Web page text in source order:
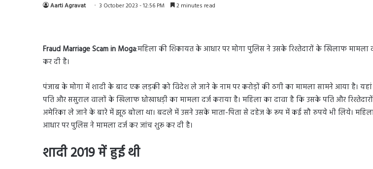
Aarti Agravat 3 October 2023 - 12:56 PM 2 minutes read
Fraud Marriage Scam in Moga:महिला की शिकायत के आधार पर मोगा पुलिस ने उसके रिश्तेदारों के खिलाफ मामला
कर दी है।
पंजाब के मोगा में शादी के बाद एक लड़की को विदेश ले जाने के नाम पर करोड़ों की ठगी का मामला सामने आया है।
पति और ससुराल वालों के खिलाफ धोखाधड़ी का मामला दर्ज कराया है। महिला का दावा है कि उसके पति और
अमेरिका ले जाने के बारे में झूठ बोला था। बदले में उसने उसके माता-पिता से दहेज के रूप में कई सौ रुपये भी लिये।
आधार पर पुलिस ने मामला दर्ज कर जांच शुरू कर दी है।
शादी 2019 में हुई थी